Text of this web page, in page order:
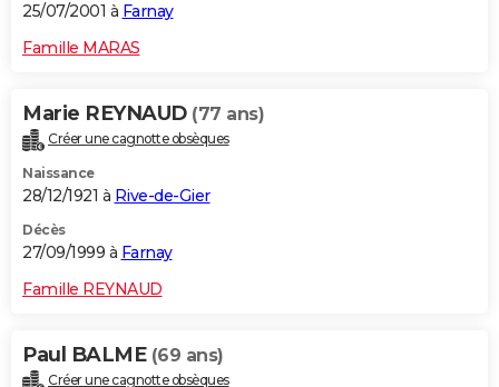
25/07/2001 à Farnay
Famille MARAS
Marie REYNAUD (77 ans)
Créer une cagnotte obsèques
Naissance
28/12/1921 à Rive-de-Gier
Décès
27/09/1999 à Farnay
Famille REYNAUD
Paul BALME (69 ans)
Créer une cagnotte obsèques